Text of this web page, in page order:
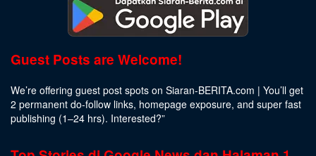
Guest Posts are Welcome!
We’re offering guest post spots on Siaran-BERITA.com | You’ll get
2 permanent do-follow links, homepage exposure, and super fast
publishing (1–24 hrs). Interested?”